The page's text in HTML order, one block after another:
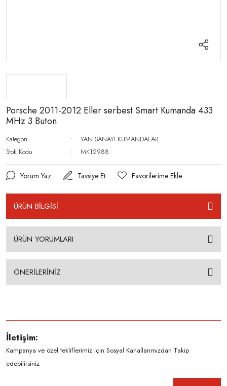
Porsche 2011-2012 Eller serbest Smart Kumanda 433
MHz 3 Buton
Kategori
YAN SANAYİ KUMANDALAR
Stok Kodu
MK12988
Yorum Yaz Tavsiye Et
ÜRÜN BİLGİSİ
ÜRÜN YORUMLARI
ÖNERİLERİNİZ
İletişim:
Kampanya ve özel tekliflerimiz için Sosyal Kanallarımızdan Takip
edebilirsiniz